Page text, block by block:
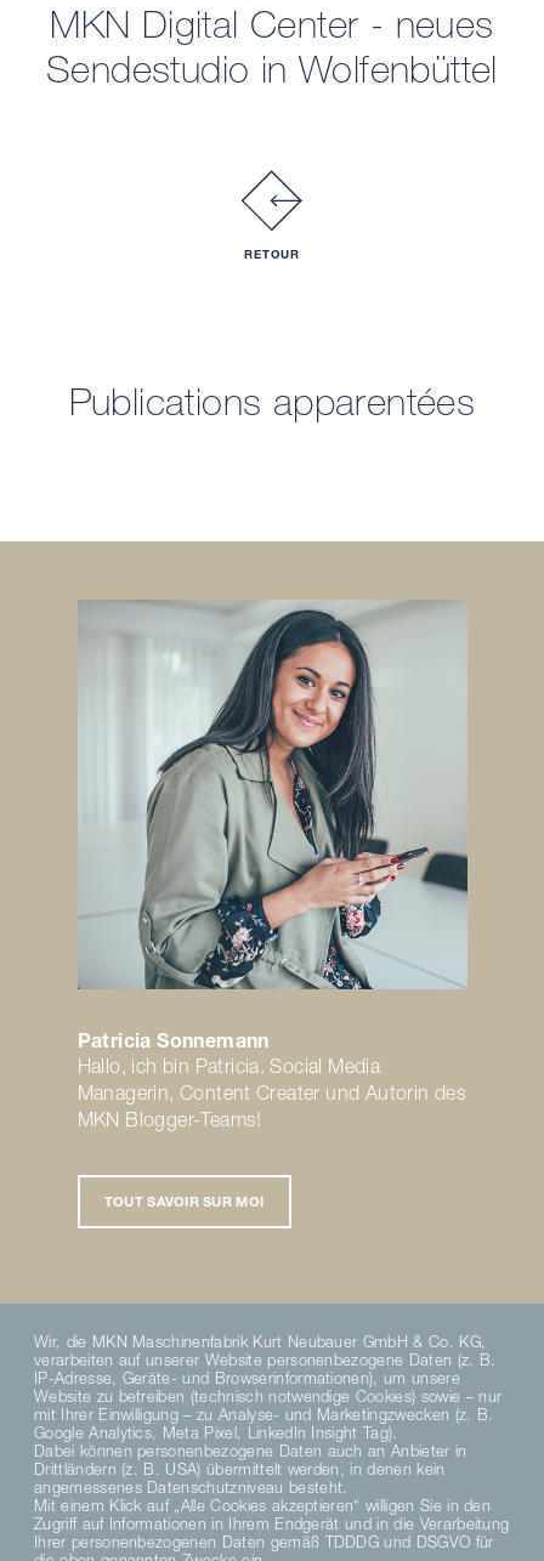
MKN Digital Center - neues
Sendestudio in Wolfenbüttel
RETOUR
Publications apparentées
Patricia Sonnemann
Hallo, ich bin Patricia. Social Media
Managerin, Content Creater und Autorin des
MKN Blogger-Teams!
TOUT SAVOIR SUR MOI
PARTAGER SUR TWITTER PARTAGER SUR FACEBOOK ENVOYER PAR E-MAIL
Suivez-nous
Wir, die MKN Maschinenfabrik Kurt Neubauer GmbH & Co. KG,
verarbeiten auf unserer Website personenbezogene Daten (z. B.
IP-Adresse, Geräte- und Browserinformationen), um unsere
Website zu betreiben (technisch notwendige Cookies) sowie – nur
mit Ihrer Einwilligung – zu Analyse- und Marketingzwecken (z. B.
Google Analytics, Meta Pixel, LinkedIn Insight Tag).
Dabei können personenbezogene Daten auch an Anbieter in
Drittländern (z. B. USA) übermittelt werden, in denen kein
angemessenes Datenschutzniveau besteht.
Mit einem Klick auf „Alle Cookies akzeptieren“ willigen Sie in den
Zugriff auf Informationen in Ihrem Endgerät und in die Verarbeitung
Ihrer personenbezogenen Daten gemäß TDDDG und DSGVO für